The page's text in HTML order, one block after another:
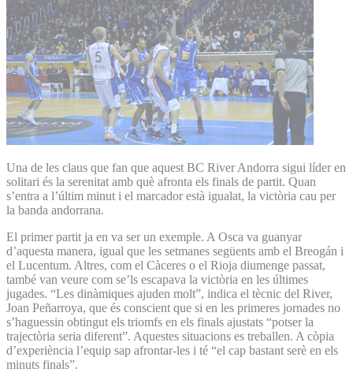
Una de les claus que fan que aquest BC River Andorra sigui líder en
solitari és la serenitat amb què afronta els finals de partit. Quan
s’entra a l’últim minut i el marcador està igualat, la victòria cau per
la banda andorrana.
El primer partit ja en va ser un exemple. A Osca va guanyar
d’aquesta manera, igual que les setmanes següents amb el Breogán i
el Lucentum. Altres, com el Càceres o el Rioja diumenge passat,
també van veure com se’ls escapava la victòria en les últimes
jugades. “Les dinàmiques ajuden molt”, indica el tècnic del River,
Joan Peñarroya, que és conscient que si en les primeres jornades no
s’haguessin obtingut els triomfs en els finals ajustats “potser la
trajectòria seria diferent”. Aquestes situacions es treballen. A còpia
d’experiència l’equip sap afrontar-les i té “el cap bastant serè en els
minuts finals”.